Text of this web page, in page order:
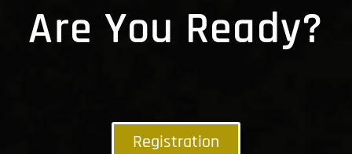
Are You Ready?
Registration